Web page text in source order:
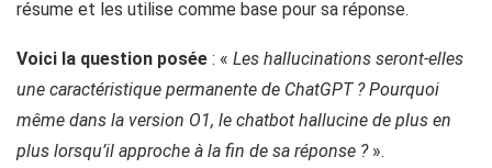
résume et les utilise comme base pour sa réponse.
Voici la question posée : « Les hallucinations seront-elles
une caractéristique permanente de ChatGPT ? Pourquoi
même dans la version O1, le chatbot hallucine de plus en
plus lorsqu’il approche à la fin de sa réponse ?».